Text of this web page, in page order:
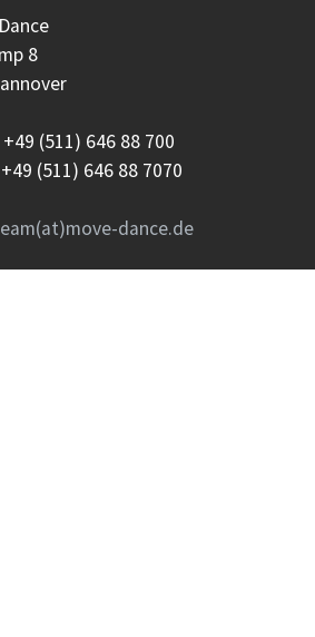
8
(511) 646 88 700
(511) 646 88 7070
dance.de